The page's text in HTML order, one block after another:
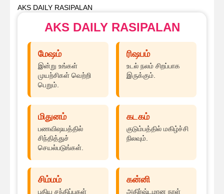
AKS DAILY RASIPALAN
AKS DAILY RASIPALAN
மேஷம்
இன்று உங்கள்
முயற்சிகள் வெற்றி
பெறும்.
ரிஷபம்
உடல் நலம் சிறப்பாக
இருக்கும்.
மிதுனம்
பணவிஷயத்தில்
சிந்தித்துச்
செயல்படுங்கள்.
கடகம்
குடும்பத்தில் மகிழ்ச்சி
நிலவும்.
சிம்மம்
புதிய சந்திப்புகள்
கன்னி
அதிர்ஷ்டமான நாள்